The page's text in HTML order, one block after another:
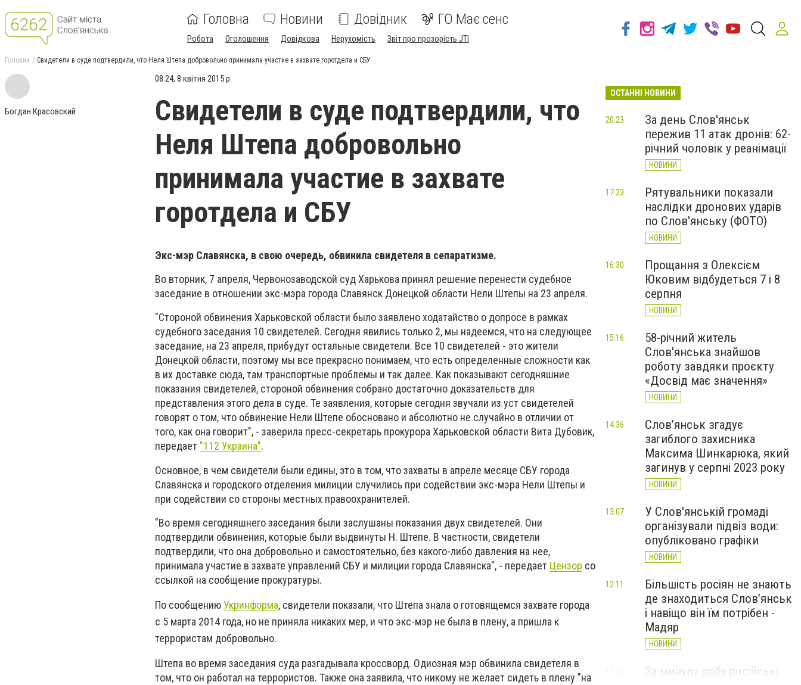
Головна Новини Довідник ГО Має сенс
Робота Оголошення Довідкова Нерухомість Звіт про прозорість JTI
Головна Свидетели в суде подтвердили, что Неля Штепа добровольно принимала участие в захвате горотдела и СБУ
Богдан Красовский
08:24, 8 квітня 2015 р.
Свидетели в суде подтвердили, что
Неля Штепа добровольно
принимала участие в захвате
горотдела и СБУ
Экс-мэр Славянска, в свою очередь, обвинила свидетеля в сепаратизме.
Во вторник, 7 апреля, Червонозаводской суд Харькова принял решение перенести судебное
заседание в отношении экс-мэра города Славянск Донецкой области Нели Штепы на 23 апреля.
"Стороной обвинения Харьковской области было заявлено ходатайство о допросе в рамках
судебного заседания 10 свидетелей. Сегодня явились только 2, мы надеемся, что на следующее
заседание, на 23 апреля, прибудут остальные свидетели. Все 10 свидетелей - это жители
Донецкой области, поэтому мы все прекрасно понимаем, что есть определенные сложности как
в их доставке сюда, там транспортные проблемы и так далее. Как показывают сегодняшние
показания свидетелей, стороной обвинения собрано достаточно доказательств для
представления этого дела в суде. Те заявления, которые сегодня звучали из уст свидетелей
говорят о том, что обвинение Нели Штепе обосновано и абсолютно не случайно в отличии от
того, как она говорит", - заверила пресс-секретарь прокурора Харьковской области Вита Дубовик,
передает "112 Украина".
Основное, в чем свидетели были едины, это в том, что захваты в апреле месяце СБУ города
Славянска и городского отделения милиции случились при содействии экс-мэра Нели Штепы и
при содействии со стороны местных правоохранителей.
"Во время сегодняшнего заседания были заслушаны показания двух свидетелей. Они
подтвердили обвинения, которые были выдвинуты Н. Штепе. В частности, свидетели
подтвердили, что она добровольно и самостоятельно, без какого-либо давления на нее,
принимала участие в захвате управлений СБУ и милиции города Славянска", - передает Цензор со
ссылкой на сообщение прокуратуры.
По сообщениюУкринформа, свидетели показали, что Штепа знала о готовящемся захвате города
с 5 марта 2014 года, но не приняла никаких мер, и что экс-мэр не была в плену, а пришла к
террористам добровольно.
Штепа во время заседания суда разгадывала кроссворд. Одиозная мэр обвинила свидетеля в
том, что он работал на террористов. Также она заявила, что никому не желает сидеть в плену "на
ОСТАННІ НОВИНИ
За день Слов'янськ
пережив 11 атак дронів: 62-
річний чоловік у реанімації
НОВИНИ
20:23
Рятувальники показали
наслідки дронових ударів
по Слов'янську (ФОТО)
НОВИНИ
17:23
Прощання з Олексієм
Юковим відбудеться 7 і 8
серпня
НОВИНИ
16:30
58-річний житель
Слов'янська знайшов
роботу завдяки проєкту
«Досвід має значення»
НОВИНИ
15:16
Слов’янськ згадує
загиблого захисника
Максима Шинкарюка, який
загинув у серпні 2023 року
НОВИНИ
14:36
У Слов'янській громаді
організували підвіз води:
опубліковано графіки
НОВИНИ
13:07
Більшість росіян не знають
де знаходиться Слов’янськ
і навіщо він їм потрібен -
Мадяр
НОВИНИ
12:11
За минулу добу російські
11:09